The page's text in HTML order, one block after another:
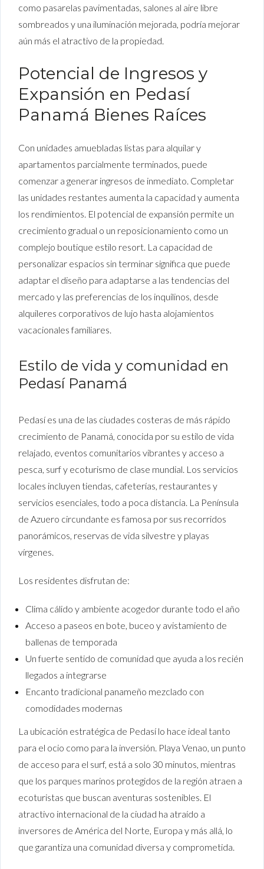
como pasarelas pavimentadas, salones al aire libre
sombreados y una iluminación mejorada, podría mejorar
aún más el atractivo de la propiedad.
Potencial de Ingresos y
Expansión en Pedasí
Panamá Bienes Raíces
Con unidades amuebladas listas para alquilar y
apartamentos parcialmente terminados, puede
comenzar a generar ingresos de inmediato. Completar
las unidades restantes aumenta la capacidad y aumenta
los rendimientos. El potencial de expansión permite un
crecimiento gradual o un reposicionamiento como un
complejo boutique estilo resort. La capacidad de
personalizar espacios sin terminar significa que puede
adaptar el diseño para adaptarse a las tendencias del
mercado y las preferencias de los inquilinos, desde
alquileres corporativos de lujo hasta alojamientos
vacacionales familiares.
Estilo de vida y comunidad en
Pedasí Panamá
Pedasí es una de las ciudades costeras de más rápido
crecimiento de Panamá, conocida por su estilo de vida
relajado, eventos comunitarios vibrantes y acceso a
pesca, surf y ecoturismo de clase mundial. Los servicios
locales incluyen tiendas, cafeterías, restaurantes y
servicios esenciales, todo a poca distancia. La Península
de Azuero circundante es famosa por sus recorridos
panorámicos, reservas de vida silvestre y playas
vírgenes.
Los residentes disfrutan de:
Clima cálido y ambiente acogedor durante todo el año
Acceso a paseos en bote, buceo y avistamiento de
ballenas de temporada
Un fuerte sentido de comunidad que ayuda a los recién
llegados a integrarse
Encanto tradicional panameño mezclado con
comodidades modernas
La ubicación estratégica de Pedasí lo hace ideal tanto
para el ocio como para la inversión. Playa Venao, un punto
de acceso para el surf, está a solo 30 minutos, mientras
que los parques marinos protegidos de la región atraen a
ecoturistas que buscan aventuras sostenibles. El
atractivo internacional de la ciudad ha atraído a
inversores de América del Norte, Europa y más allá, lo
que garantiza una comunidad diversa y comprometida.